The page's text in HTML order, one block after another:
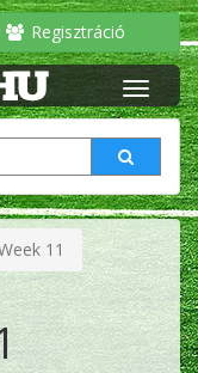
Regisztráció
11